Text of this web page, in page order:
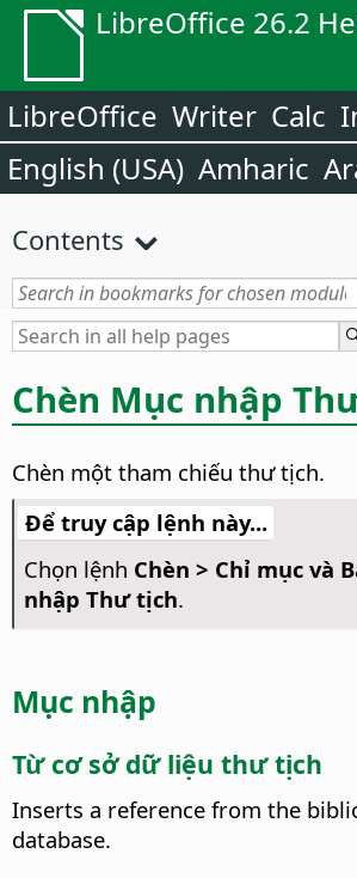
LibreOffice 26.2
LibreOffice Writer Calc
English (USA) Amharic
Contents
Chèn Mục nhập
Chèn một tham chiếu thư tịch.
Để truy cập lệnh này...
Chọn lệnh Chèn > Chỉ mục và
nhập Thư tịch.
Mục nhập
Từ cơ sở dữ liệu thư tịch
Inserts a reference from the
database.